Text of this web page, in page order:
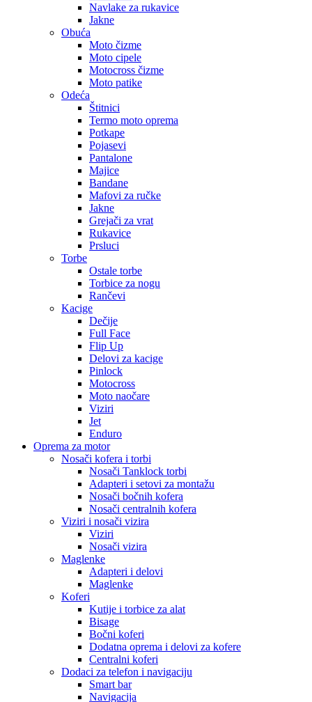
Navlake za rukavice
Jakne
Obuća
Moto čizme
Moto cipele
Motocross čizme
Moto patike
Odeća
Štitnici
Termo moto oprema
Potkape
Pojasevi
Pantalone
Majice
Bandane
Mafovi za ručke
Jakne
Grejači za vrat
Rukavice
Prsluci
Torbe
Ostale torbe
Torbice za nogu
Rančevi
Kacige
Dečije
Full Face
Flip Up
Delovi za kacige
Pinlock
Motocross
Moto naočare
Viziri
Jet
Enduro
Oprema za motor
Nosači kofera i torbi
Nosači Tanklock torbi
Adapteri i setovi za montažu
Nosači bočnih kofera
Nosači centralnih kofera
Viziri i nosači vizira
Viziri
Nosači vizira
Maglenke
Adapteri i delovi
Maglenke
Koferi
Kutije i torbice za alat
Bisage
Bočni koferi
Dodatna oprema i delovi za kofere
Centralni koferi
Dodaci za telefon i navigaciju
Smart bar
Navigacija